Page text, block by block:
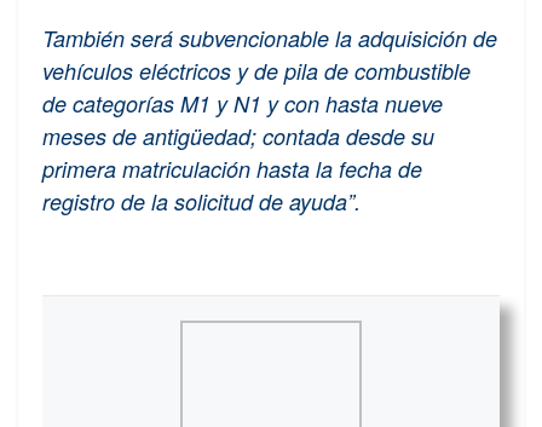
También será subvencionable la adquisición de
vehículos eléctricos y de pila de combustible
de categorías M1 y N1 y con hasta nueve
meses de antigüedad; contada desde su
primera matriculación hasta la fecha de
registro de la solicitud de ayuda”.